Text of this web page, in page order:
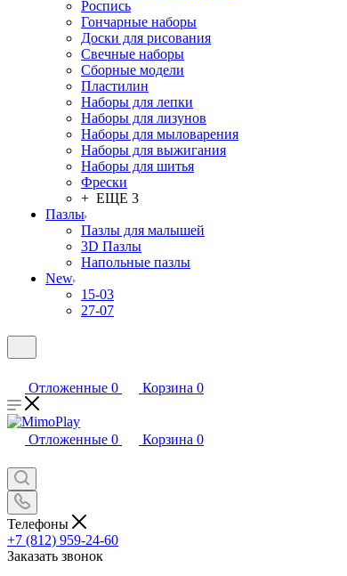
Роспись
Гончарные наборы
Доски для рисования
Свечные наборы
Сборные модели
Пластилин
Наборы для лепки
Наборы для лизунов
Наборы для мыловарения
Наборы для выжигания
Наборы для шитья
Фрески
+ ЕЩЕ 3
Пазлы
Пазлы для малышей
3D Пазлы
Напольные пазлы
New
15-03
27-07
Отложенные 0 Корзина 0
Отложенные 0 Корзина 0
Телефоны
+7 (812) 959-24-60
Заказать звонок